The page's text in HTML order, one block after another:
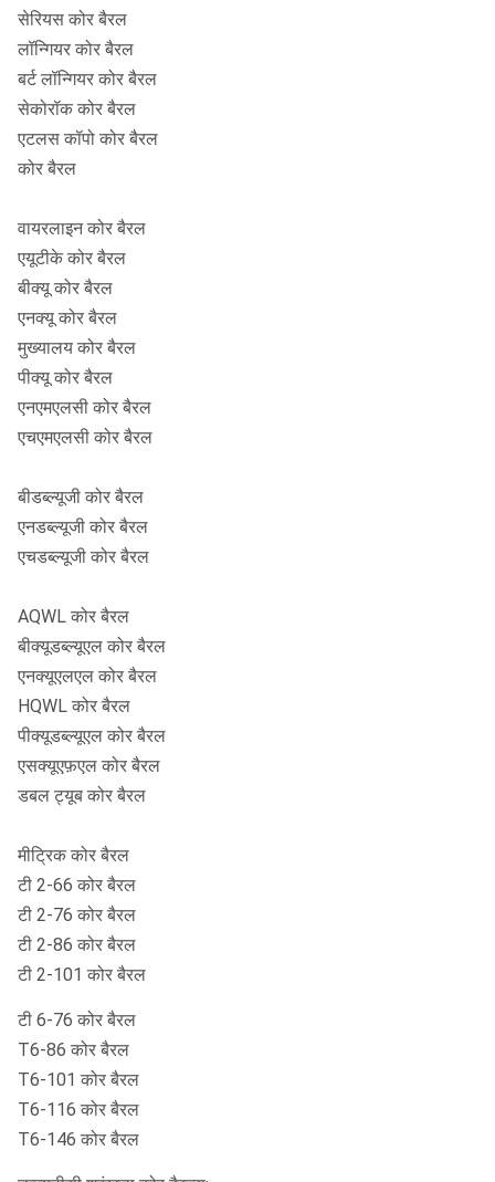
HQ3
PQ3
सेरियस कोर बैरल
लॉन्गियर कोर बैरल
बर्ट लॉन्गियर कोर बैरल
सेकोरॉक कोर बैरल
एटलस कॉपो कोर बैरल
कोर बैरल
वायरलाइन कोर बैरल
एयूटीके कोर बैरल
बीक्यू कोर बैरल
एनक्यू कोर बैरल
मुख्यालय कोर बैरल
पीक्यू कोर बैरल
एनएमएलसी कोर बैरल
एचएमएलसी कोर बैरल
बीडब्ल्यूजी कोर बैरल
एनडब्ल्यूजी कोर बैरल
एचडब्ल्यूजी कोर बैरल
AQWL कोर बैरल
बीक्यूडब्ल्यूएल कोर बैरल
एनक्यूएलएल कोर बैरल
HQWL कोर बैरल
पीक्यूडब्ल्यूएल कोर बैरल
एसक्यूएफ़एल कोर बैरल
डबल ट्यूब कोर बैरल
मीट्रिक कोर बैरल
टी 2-66 कोर बैरल
टी 2-76 कोर बैरल
टी 2-86 कोर बैरल
टी 2-101 कोर बैरल
टी 6-76 कोर बैरल
T6-86 कोर बैरल
T6-101 कोर बैरल
T6-116 कोर बैरल
T6-146 कोर बैरल